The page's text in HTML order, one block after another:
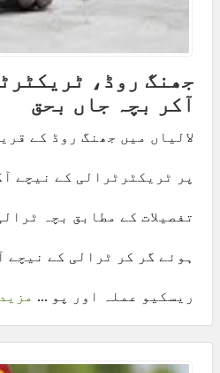
جھنگ روڈ،
آکر بچہ جاں بحق
لالیاں میں جھنگ روڈ کے
پر ٹریکٹرٹرالی کے نیچے
تفصیلات کے مطابق بچہ
ہوئے گر کر ٹرالی کے نیچے
ریسکیو عملہ اور پو ...